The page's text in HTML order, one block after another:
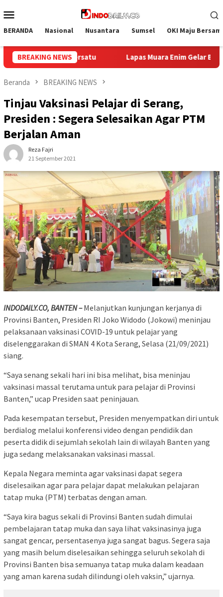
ke
Mobile
BERANDA Nasional Nusantara Sumsel OKI Maju
BREAKING NEWS
Gelar Bakti Sosial Donor Darah dalam Rangka Memperingati
Beranda BREAKING NEWS
Tinjau Vaksinasi Pelajar di Serang,
Presiden : Segera Selesaikan Agar PTM
Berjalan Aman
Reza Fajri
21 September 2021
INDODAILY.CO, BANTEN –Melanjutkan kunjungan kerjanya di
Provinsi Banten, Presiden RI Joko Widodo (Jokowi) meninjau
pelaksanaan vaksinasi COVID-19 untuk pelajar yang
diselenggarakan di SMAN 4 Kota Serang, Selasa (21/09/2021)
siang.
“Saya senang sekali hari ini bisa melihat, bisa meninjau
vaksinasi massal terutama untuk para pelajar di Provinsi
Banten,” ucap Presiden saat peninjauan.
Pada kesempatan tersebut, Presiden menyempatkan diri untuk
berdialog melalui konferensi video dengan pendidik dan
peserta didik di sejumlah sekolah lain di wilayah Banten yang
juga sedang melaksanakan vaksinasi massal.
Kepala Negara meminta agar vaksinasi dapat segera
diselesaikan agar para pelajar dapat melakukan pelajaran
tatap muka (PTM) terbatas dengan aman.
“Saya kira bagus sekali di Provinsi Banten sudah dimulai
pembelajaran tatap muka dan saya lihat vaksinasinya juga
sangat gencar, persentasenya juga sangat bagus. Segera saja
yang masih belum diselesaikan sehingga seluruh sekolah di
Provinsi Banten bisa semuanya tatap muka dalam keadaan
yang aman karena sudah dilindungi oleh vaksin,” ujarnya.